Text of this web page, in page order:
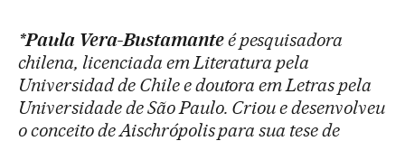
*Paula Vera-Bustamanteé pesquisadora
chilena, licenciada em Literatura pela
Universidad de Chile e doutora em Letras pela
Universidade de São Paulo. Criou e desenvolveu
o conceito de Aischrópolis para sua tese de